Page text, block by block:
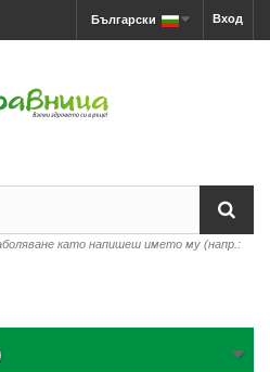
Вход
Български
като напишеш името му (напр.: